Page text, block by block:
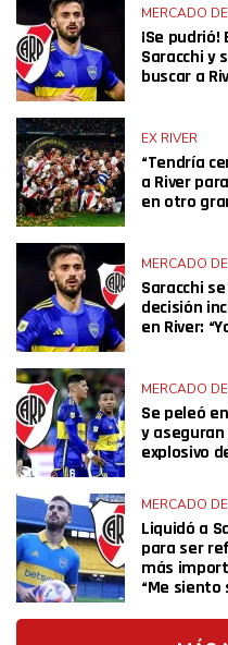
MERCADO
¡Se
Saracchi y
buscar a
EX RIVER
“Tendría
a River
en otro
MERCADO
Saracchi
decisión
en River:
MERCADO
Se peleó
y
explosivo
MERCADO
Liquidó a
para ser
más
“Me siento